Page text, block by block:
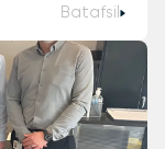
Batafsil